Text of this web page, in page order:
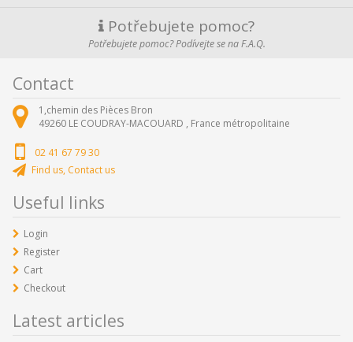
Potřebujete pomoc?
Potřebujete pomoc? Podívejte se na F.A.Q.
Contact
1,chemin des Pièces Bron
49260 LE COUDRAY-MACOUARD , France métropolitaine
02 41 67 79 30
Find us, Contact us
Useful links
Login
Register
Cart
Checkout
Latest articles